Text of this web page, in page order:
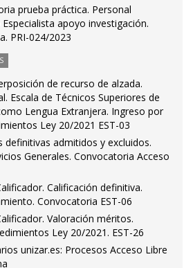
prueba práctica. Personal
apoyo investigación.
PRI-024/2023
de recurso de alzada.
Escala de Técnicos Superiores de
Lengua Extranjera. Ingreso por
Ley 20/2021 EST-03
definitivas admitidos y excluidos.
Generales. Convocatoria Acceso
Calificación definitiva.
Convocatoria EST-06
Valoración méritos.
Ley 20/2021. EST-26
unizar.es: Procesos Acceso Libre